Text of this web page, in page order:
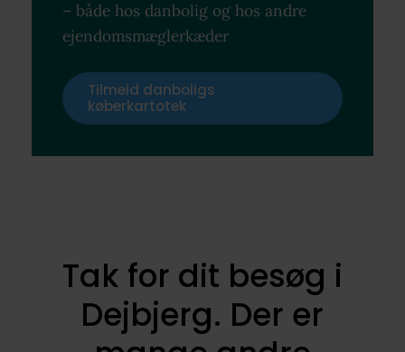
– både hos danbolig og hos andre
ejendomsmæglerkæder
Tilmeld danboligs
køberkartotek
Tak for dit besøg i
Dejbjerg. Der er